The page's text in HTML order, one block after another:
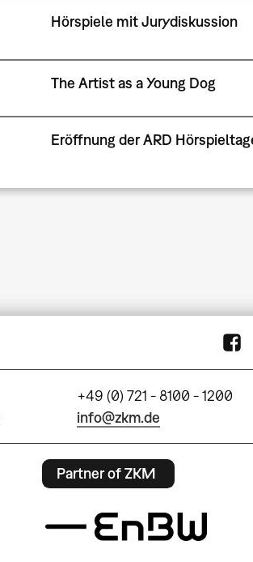
Hörspiele mit Jurydiskussion
The Artist as a Young Dog
Eröffnung der ARD
+49 (0) 721 - 8100 - 1200
info@zkm.de
Partner of ZKM